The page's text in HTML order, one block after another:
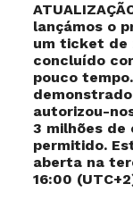
lançámos o
um ticket de
concluído
pouco
autorizou-
3 milhões de
permitido.
aberta na
16:00